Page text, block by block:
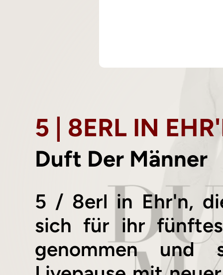
5 | 8ERL IN
Duft Der Männer
5 / 8erl in Ehr'n,
sich für ihr
genommen und